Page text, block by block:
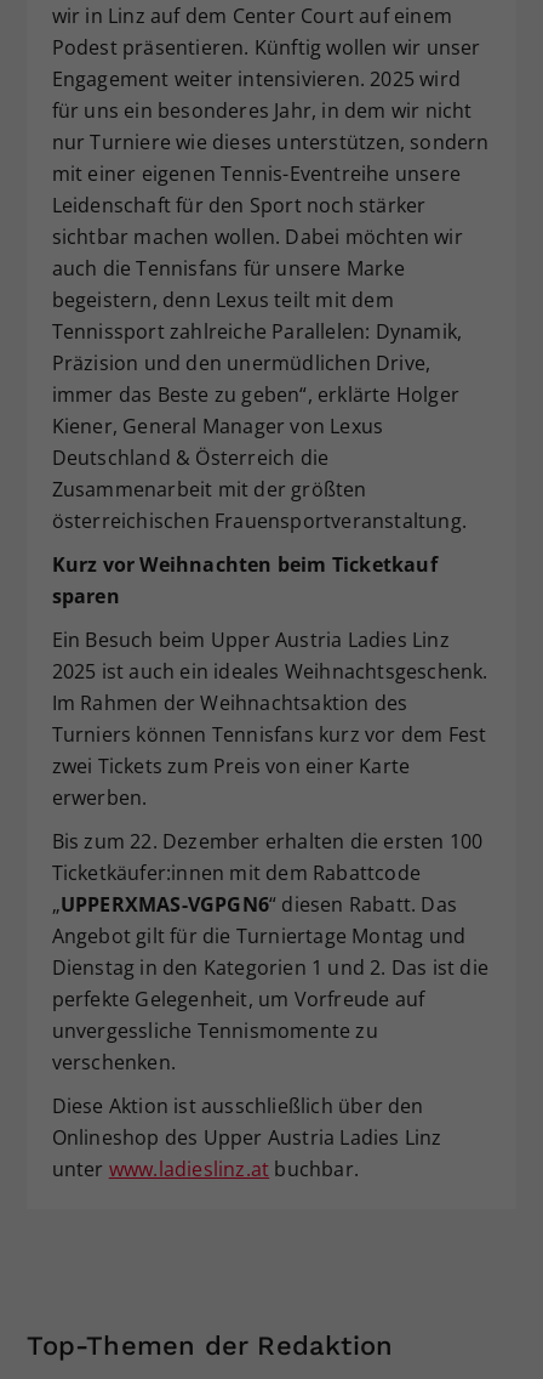
wir in Linz auf dem Center Court auf einem
Podest präsentieren. Künftig wollen wir unser
Engagement weiter intensivieren. 2025 wird
für uns ein besonderes Jahr, in dem wir nicht
nur Turniere wie dieses unterstützen, sondern
mit einer eigenen Tennis-Eventreihe unsere
Leidenschaft für den Sport noch stärker
sichtbar machen wollen. Dabei möchten wir
auch die Tennisfans für unsere Marke
begeistern, denn Lexus teilt mit dem
Tennissport zahlreiche Parallelen: Dynamik,
Präzision und den unermüdlichen Drive,
immer das Beste zu geben“, erklärte Holger
Kiener, General Manager von Lexus
Deutschland & Österreich die
Zusammenarbeit mit der größten
österreichischen Frauensportveranstaltung.
Kurz vor Weihnachten beim Ticketkauf
sparen
Ein Besuch beim Upper Austria Ladies Linz
2025 ist auch ein ideales Weihnachtsgeschenk.
Im Rahmen der Weihnachtsaktion des
Turniers können Tennisfans kurz vor dem Fest
zwei Tickets zum Preis von einer Karte
erwerben.
Bis zum 22. Dezember erhalten die ersten 100
Ticketkäufer:innen mit dem Rabattcode
„UPPERXMAS-VGPGN6“ diesen Rabatt. Das
Angebot gilt für die Turniertage Montag und
Dienstag in den Kategorien 1 und 2. Das ist die
perfekte Gelegenheit, um Vorfreude auf
unvergessliche Tennismomente zu
verschenken.
Diese Aktion ist ausschließlich über den
Onlineshop des Upper Austria Ladies Linz
unter www.ladieslinz.at buchbar.
Top-Themen der Redaktion